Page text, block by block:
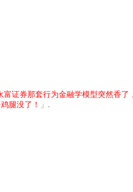
证券那套行为金融学模型突然香
腿没了！
」.